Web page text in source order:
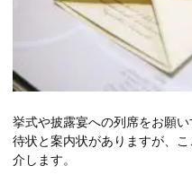
挙式や披露宴への列席をお願
待状と案内状がありますが、
介します。